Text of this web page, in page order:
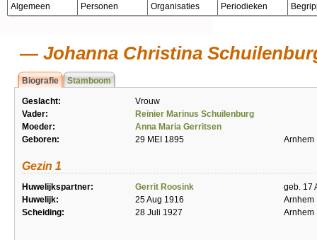
Algemeen Personen Organisaties Periodieken
Johanna Christina
Biografie Stamboom
Geslacht:
Vrouw
Vader:
Reinier Marinus Schuilenburg
Moeder:
Anna Maria Gerritsen
Geboren:
29 MEI 1895 Arnhem
Gezin 1
Huwelijkspartner: Gerrit Roosink
geb. 17
Huwelijk:
25 Aug 1916
Arnhem
Scheiding:
28 Juli 1927 Arnhem